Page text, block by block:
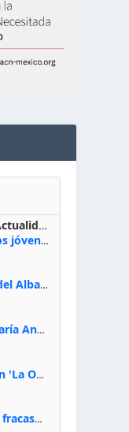
El Observador de la Actualidad
El agradecimiento de los jóvenes al Papa: «Hoy nos sentimos Iglesia»
José Ricardo González del Alba, artista sacro: «Yo oro, hablo con Dios, le pido al Espíritu Santo su inspiración y siempre pinto rezando el rosario para que sea Él quien actúe a través de mis manos»
Santa Mama Antula (María Antonia de Paz y Figueroa)
Tres horas atrapado con 'La Odisea' de Nolan
Lo que aprendimos del fracaso al emprender